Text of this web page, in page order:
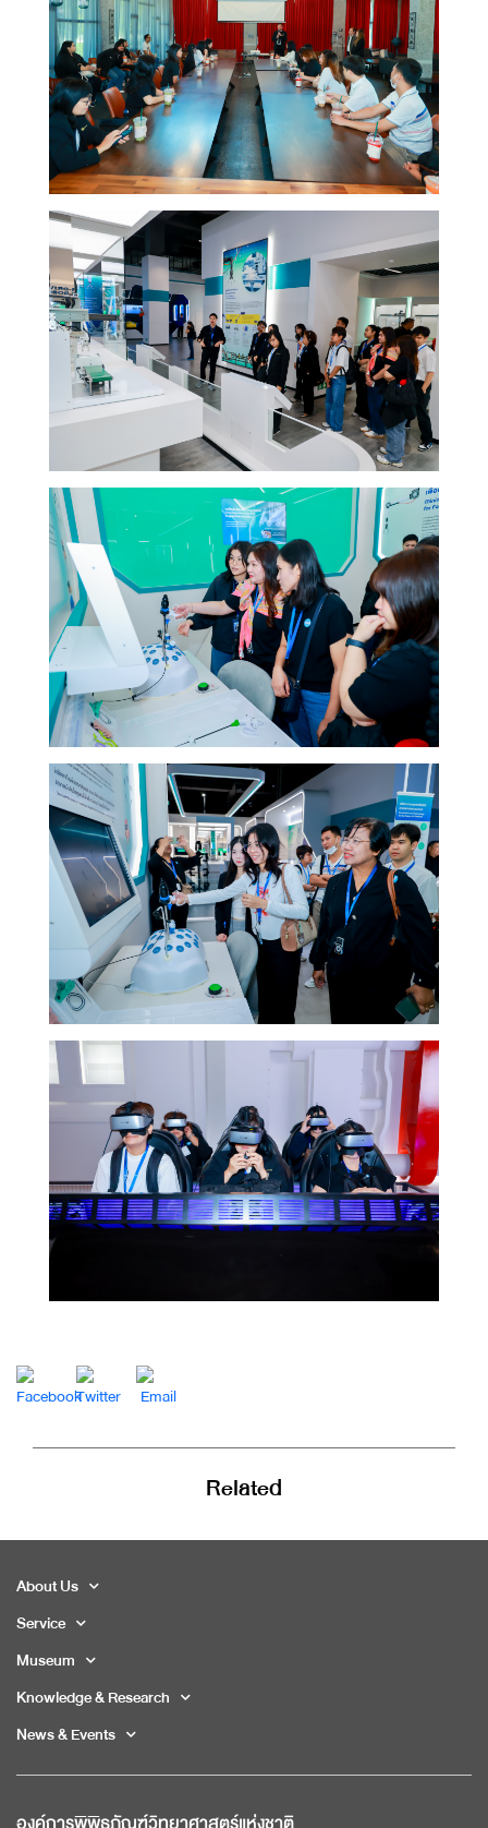
Related
About Us
Service
Museum
Knowledge & Research
News & Events